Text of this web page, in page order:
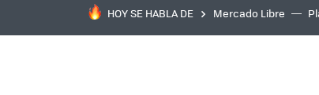
HOY SE HABLA DE Mercado Libre